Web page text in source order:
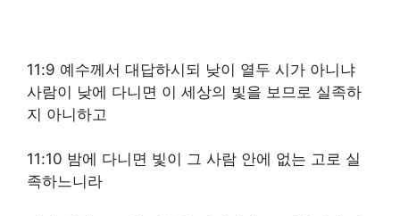
11:9 예수께서 대답하시되 낮이 열두 시가 아니냐
사람이 낮에 다니면 이 세상의 빛을 보므로 실족하
지 아니하고
11:10 밤에 다니면 빛이 그 사람 안에 없는 고로 실
족하느니라